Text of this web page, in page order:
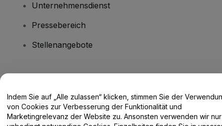
Unternehmensdienst
Pressebereich
Stellenangebote
Hilfe-Center / Kontakt
Indem Sie auf „Alle zulassen“ klicken, stimmen Sie der
von Cookies zur Verbesserung der Funktionalität und
Marketingrelevanz der Website zu. Ansonsten verwenden wir nur